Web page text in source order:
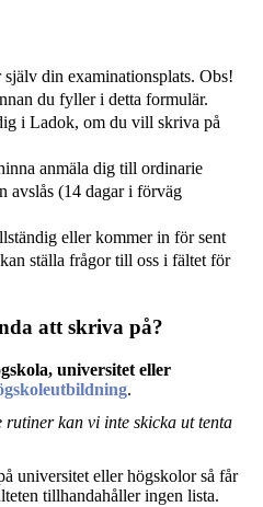
din examinationsplats. Obs!
du fyller i detta formulär.
i Ladok, om du vill skriva på
anmäla dig till ordinarie
avslås (14 dagar i förväg
eller kommer in för sent
ställa frågor till oss i fältet för
att skriva på?
universitet eller
.
rutiner kan vi inte skicka ut tenta
universitet eller högskolor så får
tillhandahåller ingen lista.